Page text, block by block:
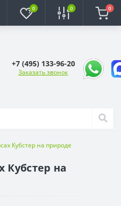
0 0 0
+7 (495) 133-96-20
Заказать звонок
Кубстер на природе
Кубстер на